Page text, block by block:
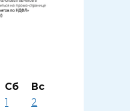
Сб
Вс
1
2